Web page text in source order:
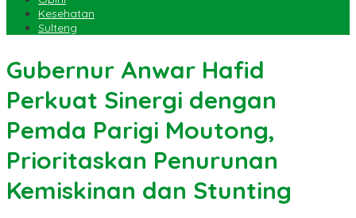
Kesehatan
Sulteng
Gubernur Anwar Hafid
Perkuat Sinergi dengan
Pemda Parigi Moutong,
Prioritaskan Penurunan
Kemiskinan dan Stunting